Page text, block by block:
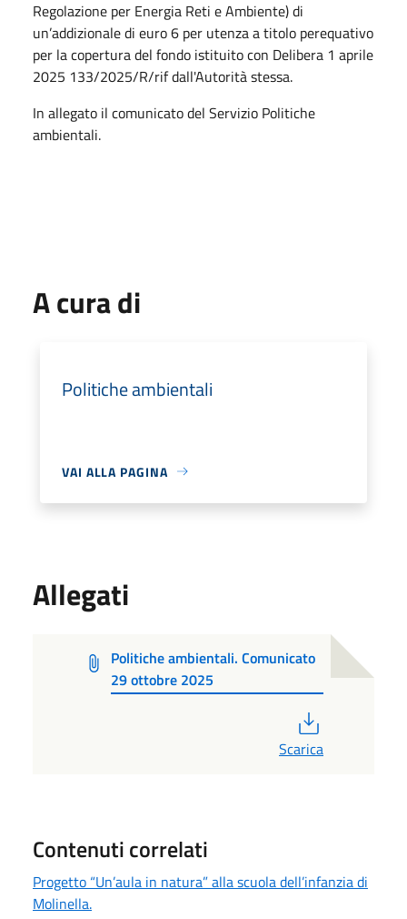
Regolazione per Energia Reti e Ambiente) di
un’addizionale di euro 6 per utenza a titolo perequativo
per la copertura del fondo istituito con Delibera 1 aprile
2025 133/2025/R/rif dall'Autorità stessa.
In allegato il comunicato del Servizio Politiche
ambientali.
A cura di
Politiche ambientali
VAI ALLA PAGINA
Allegati
Politiche ambientali. Comunicato
29 ottobre 2025
Scarica
Contenuti correlati
Progetto “Un’aula in natura” alla scuola dell’infanzia di
Molinella.